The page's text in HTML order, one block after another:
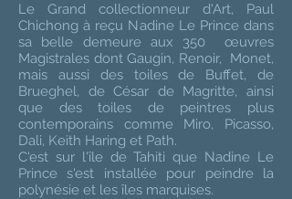
Le Grand collectionneur d'Art, Paul
Chichong à reçu Nadine Le Prince dans
sa belle demeure aux 350 œuvres
Magistrales dont Gaugin, Renoir, Monet,
mais aussi des toiles de Buffet, de
Brueghel, de César de Magritte, ainsi
que des toiles de peintres plus
contemporains comme Miro, Picasso,
Dali, Keith Haring et Path.
C'est sur l'île de Tahiti que Nadine Le
Prince s'est installée pour peindre la
polynésie et les îles marquises.